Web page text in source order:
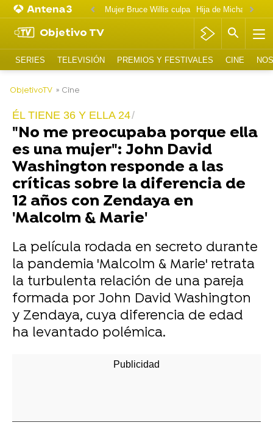
Mujer Bruce Willis culpa
Objetivo TV
SERIES TELEVISIÓN PREMIOS Y FESTIVALES CINE
ObjetivoTV » Cine
ÉL TIENE 36 Y ELLA 24
"No me preocupaba porque ella
es una mujer": John David
Washington responde a las
críticas sobre la diferencia de
12 años con Zendaya en
'Malcolm & Marie'
La película rodada en secreto durante
la pandemia 'Malcolm & Marie' retrata
la turbulenta relación de una pareja
formada por John David Washington
y Zendaya, cuya diferencia de edad
ha levantado polémica.